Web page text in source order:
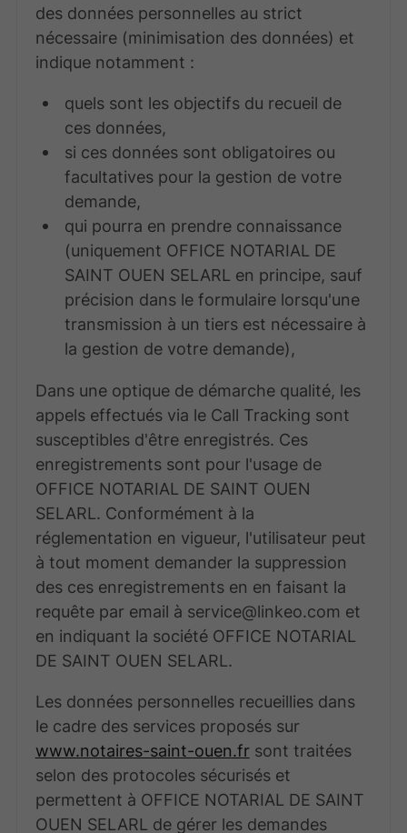
des données personnelles au strict
nécessaire (minimisation des données) et
indique notamment :
quels sont les objectifs du recueil de
ces données,
si ces données sont obligatoires ou
facultatives pour la gestion de votre
demande,
qui pourra en prendre connaissance
(uniquement OFFICE NOTARIAL DE
SAINT OUEN SELARL en principe, sauf
précision dans le formulaire lorsqu'une
transmission à un tiers est nécessaire à
la gestion de votre demande),
Dans une optique de démarche qualité, les
appels effectués via le Call Tracking sont
susceptibles d'être enregistrés. Ces
enregistrements sont pour l'usage de
OFFICE NOTARIAL DE SAINT OUEN
SELARL. Conformément à la
réglementation en vigueur, l'utilisateur peut
à tout moment demander la suppression
des ces enregistrements en en faisant la
requête par email à service@linkeo.com et
en indiquant la société OFFICE NOTARIAL
DE SAINT OUEN SELARL.
Les données personnelles recueillies dans
le cadre des services proposés sur
www.notaires-saint-ouen.frsont traitées
selon des protocoles sécurisés et
permettent à OFFICE NOTARIAL DE SAINT
OUEN SELARL de gérer les demandes